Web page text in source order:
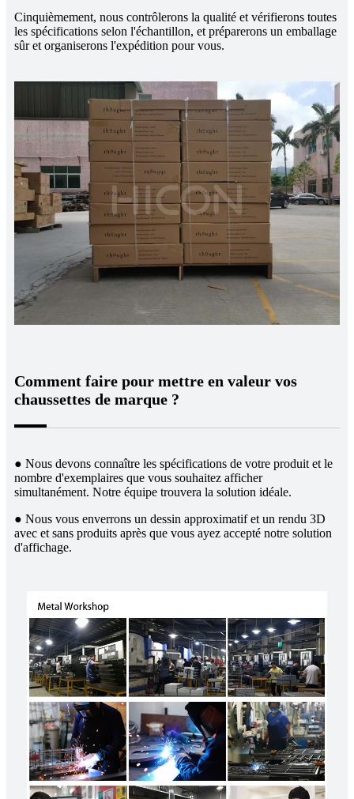
Cinquièmement, nous contrôlerons la qualité et vérifierons toutes
les spécifications selon l'échantillon, et préparerons un emballage
sûr et organiserons l'expédition pour vous.
Comment faire pour mettre en valeur vos
chaussettes de marque ?
● Nous devons connaître les spécifications de votre produit et le
nombre d'exemplaires que vous souhaitez afficher
simultanément. Notre équipe trouvera la solution idéale.
● Nous vous enverrons un dessin approximatif et un rendu 3D
avec et sans produits après que vous ayez accepté notre solution
d'affichage.